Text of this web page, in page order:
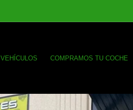
VEHÍCULOS COMPRAMOS TU COCHE